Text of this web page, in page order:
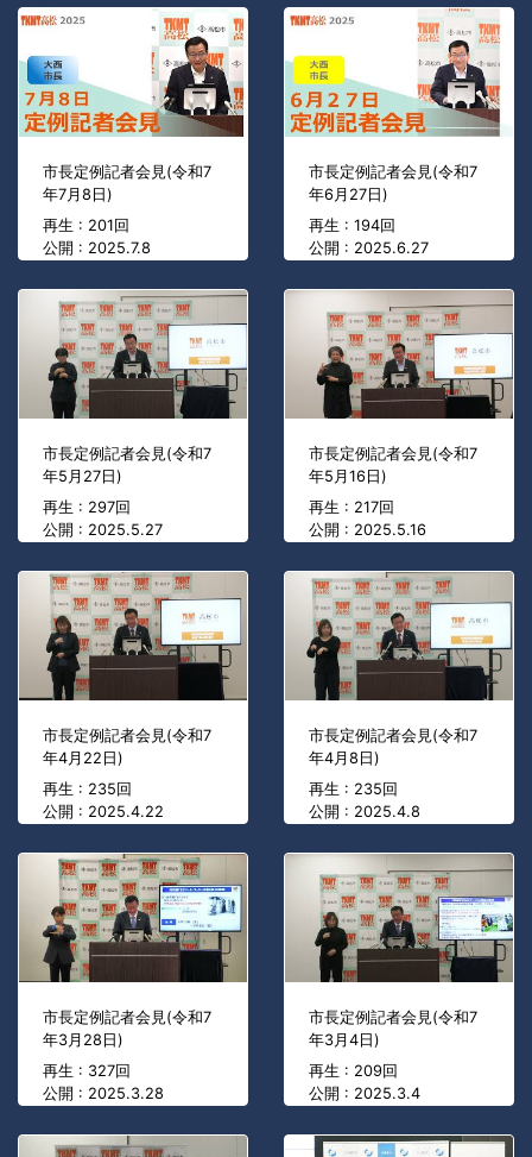
市長定例記者会見(令和7
年7月8日)
再生 : 201回
公開 : 2025.7.8
市長定例記者会見(令和7
年6月27日)
再生 : 194回
公開 : 2025.6.27
市長定例記者会見(令和7
年5月27日)
再生 : 297回
公開 : 2025.5.27
市長定例記者会見(令和7
年5月16日)
再生 : 217回
公開 : 2025.5.16
市長定例記者会見(令和7
年4月22日)
再生 : 235回
公開 : 2025.4.22
市長定例記者会見(令和7
年4月8日)
再生 : 235回
公開 : 2025.4.8
市長定例記者会見(令和7
年3月28日)
再生 : 327回
公開 : 2025.3.28
市長定例記者会見(令和7
年3月4日)
再生 : 209回
公開 : 2025.3.4